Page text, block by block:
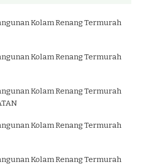
Kolam Renang Termurah
Kolam Renang Termurah
Kolam Renang Termurah
Kolam Renang Termurah
Kolam Renang Termurah